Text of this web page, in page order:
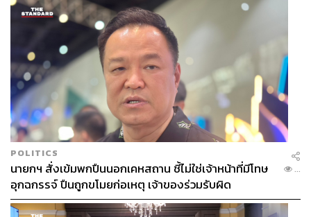
POLITICS
นายกฯ สั่งเข้มพกปืนนอกเคหสถาน ชี้ไม่ใช่เจ้าหน้าที่มีโทษ
อุกฉกรรจ์ ปืนถูกขโมยก่อเหตุ เจ้าของร่วมรับผิด
...